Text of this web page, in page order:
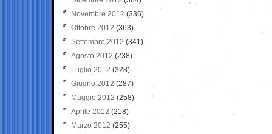
Novembre 2012 (336)
Ottobre 2012 (363)
Settembre 2012 (341)
Agosto 2012 (238)
Luglio 2012 (328)
Giugno 2012 (287)
Maggio 2012 (258)
Aprile 2012 (218)
Marzo 2012 (255)